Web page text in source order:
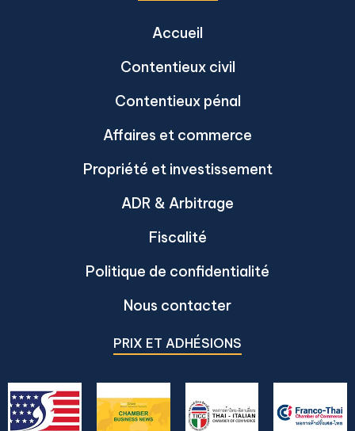
Accueil
Contentieux civil
Contentieux pénal
Affaires et commerce
Propriété et investissement
ADR & Arbitrage
Fiscalité
Politique de confidentialité
Nous contacter
PRIX ET ADHÉSIONS